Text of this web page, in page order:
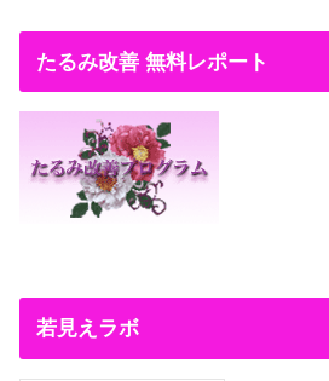
たるみ改善 無料レポート
若見えラボ